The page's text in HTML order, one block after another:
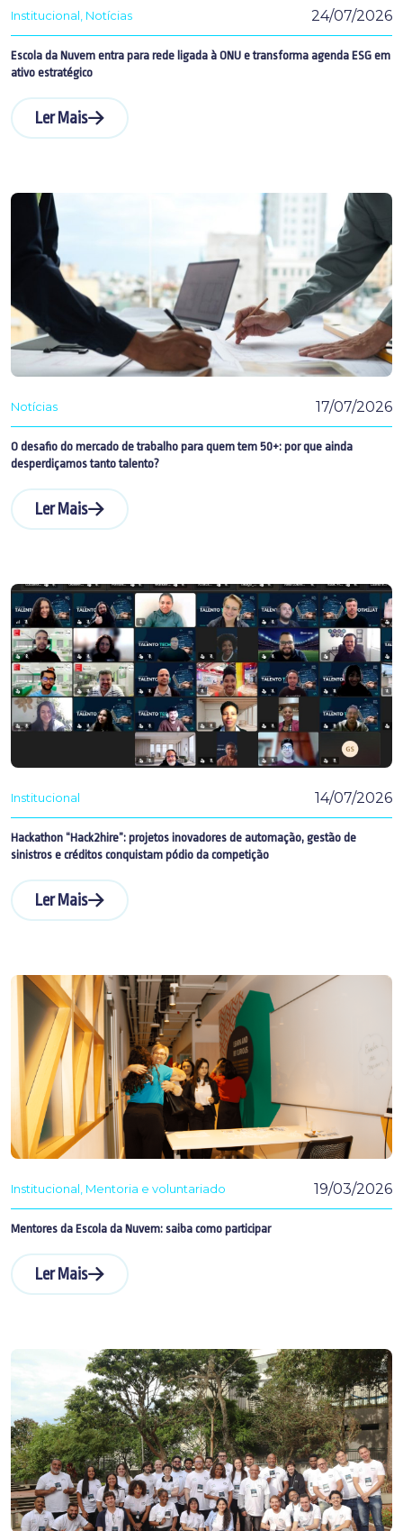
Institucional Notícias 24/07/2026
Escola da Nuvem entra para rede ligada à ONU e transforma agenda ESG em
ativo estratégico
Ler Mais
Notícias 17/07/2026
O desafio do mercado de trabalho para quem tem 50+: por que ainda
desperdiçamos tanto talento?
Ler Mais
Institucional 14/07/2026
Hackathon “Hack2hire”: projetos inovadores de automação, gestão de
sinistros e créditos conquistam pódio da competição
Ler Mais
Institucional Mentoria e voluntariado 19/03/2026
Mentores da Escola da Nuvem: saiba como participar
Ler Mais